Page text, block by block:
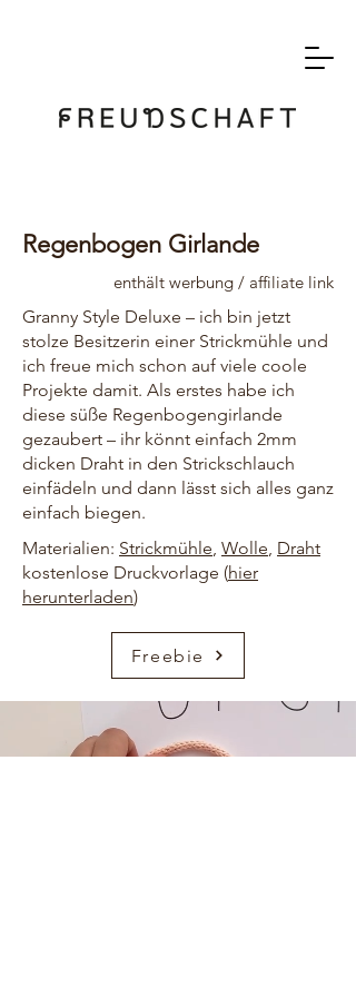
Regenbogen Girlande
enthält werbung / affiliate link
Granny Style Deluxe – ich bin jetzt
stolze Besitzerin einer Strickmühle und
ich freue mich schon auf viele coole
Projekte damit. Als erstes habe ich
diese süße Regenbogengirlande
gezaubert – ihr könnt einfach 2mm
dicken Draht in den Strickschlauch
einfädeln und dann lässt sich alles ganz
einfach biegen.
Materialien: Strickmühle, Wolle, Draht
kostenlose Druckvorlage (hier
herunterladen)
Freebie